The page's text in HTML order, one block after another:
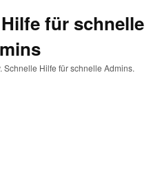
für schnelle
Schnelle Hilfe für schnelle Admins.